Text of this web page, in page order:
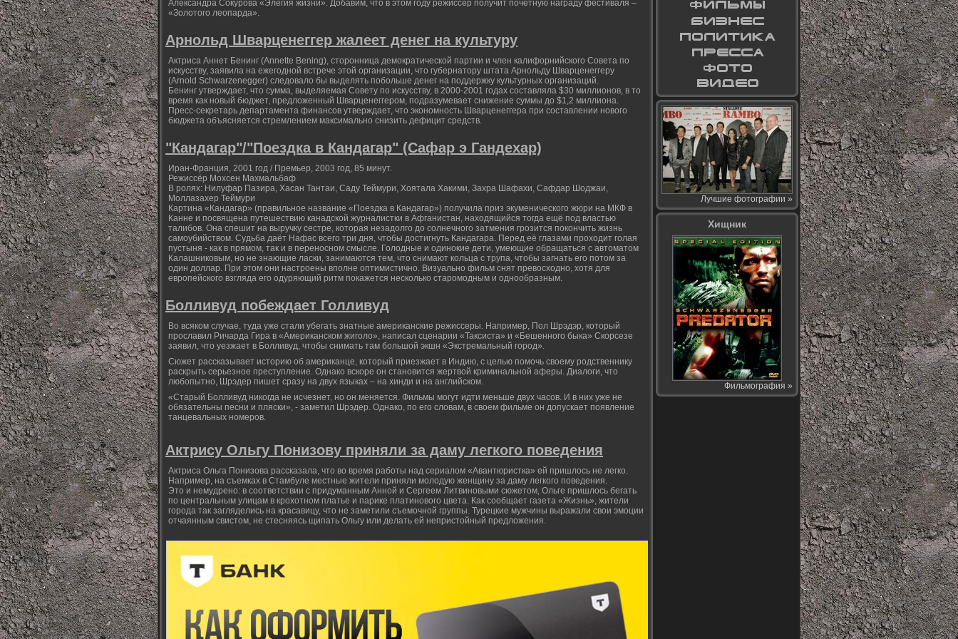
Александра Сокурова «Элегия жизни». Добавим, что в этом году режиссер получит почетную награду фестиваля –
«Золотого леопарда».
Арнольд Шварценеггер жалеет денег на культуру
Актриса Аннет Бенинг (Annette Bening), сторонница демократической партии и член калифорнийского Совета по
искусству, заявила на ежегодной встрече этой организации, что губернатору штата Арнольду Шварценеггеру
(Arnold Schwarzenegger) следовало бы выделять побольше денег на поддержку культурных организаций.
Бенинг утверждает, что сумма, выделяемая Совету по искусству, в 2000-2001 годах составляла $30 миллионов, в то
время как новый бюджет, предложенный Шварценеггером, подразумевает снижение суммы до $1,2 миллиона.
Пресс-секретарь департамента финансов утверждает, что экономность Шварценеггера при составлении нового
бюджета объясняется стремлением максимально снизить дефицит средств.
"Кандагар"/"Поездка в Кандагар" (Сафар э Гандехар)
Иран-Франция, 2001 год / Премьер, 2003 год, 85 минут.
Режиссёр Мохсен Махмальбаф
В ролях: Нилуфар Пазира, Хасан Тантаи, Саду Теймури, Хоятала Хакими, Захра Шафахи, Сафдар Шоджаи,
Моллазахер Теймури
Картина «Кандагар» (правильное название «Поездка в Кандагар») получила приз экуменического жюри на МКФ в
Канне и посвящена путешествию канадской журналистки в Афганистан, находящийся тогда ещё под властью
талибов. Она спешит на выручку сестре, которая незадолго до солнечного затмения грозится покончить жизнь
самоубийством. Судьба даёт Нафас всего три дня, чтобы достигнуть Кандагара. Перед её глазами проходит голая
пустыня - как в прямом, так и в переносном смысле. Голодные и одинокие дети, умеющие обращаться с автоматом
Калашниковым, но не знающие ласки, занимаются тем, что снимают кольца с трупа, чтобы загнать его потом за
один доллар. При этом они настроены вполне оптимистично. Визуально фильм снят превосходно, хотя для
европейского взгляда его одуряющий ритм покажется несколько старомодным и однообразным.
Болливуд побеждает Голливуд
Во всяком случае, туда уже стали убегать знатные американские режиссеры. Например, Пол Шрэдэр, который
прославил Ричарда Гира в «Американском жиголо», написал сценарии «Таксиста» и «Бешенного быка» Скорсезе
заявил, что уезжает в Болливуд, чтобы снимать там большой экшн «Экстремальный город».
Сюжет рассказывает историю об американце, который приезжает в Индию, с целью помочь своему родственнику
раскрыть серьезное преступление. Однако вскоре он становится жертвой криминальной аферы. Диалоги, что
любопытно, Шрэдер пишет сразу на двух языках – на хинди и на английском.
«Старый Болливуд никогда не исчезнет, но он меняется. Фильмы могут идти меньше двух часов. И в них уже не
обязательны песни и пляски», - заметил Шрэдер. Однако, по его словам, в своем фильме он допускает появление
танцевальных номеров.
Актрису Ольгу Понизову приняли за даму легкого поведения
Актриса Ольга Понизова рассказала, что во время работы над сериалом «Авантюристка» ей пришлось не легко.
Например, на съемках в Стамбуле местные жители приняли молодую женщину за даму легкого поведения.
Это и немудрено: в соответствии с придуманным Анной и Сергеем Литвиновыми сюжетом, Ольге пришлось бегать
по центральным улицам в крохотном платье и парике платинового цвета. Как сообщает газета «Жизнь», жители
города так загляделись на красавицу, что не заметили съемочной группы. Турецкие мужчины выражали свои эмоции
отчаянным свистом, не стесняясь щипать Ольгу или делать ей непристойный предложения.
Лучшие фотографии »
Хищник
Фильмография »